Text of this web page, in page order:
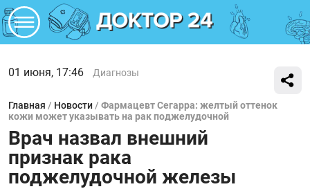
01 июня, 17:46 Диагнозы
Главная / Новости / Фармацевт Сегарра: желтый оттенок
кожи может указывать на рак поджелудочной
Врач назвал внешний
признак рака
поджелудочной железы